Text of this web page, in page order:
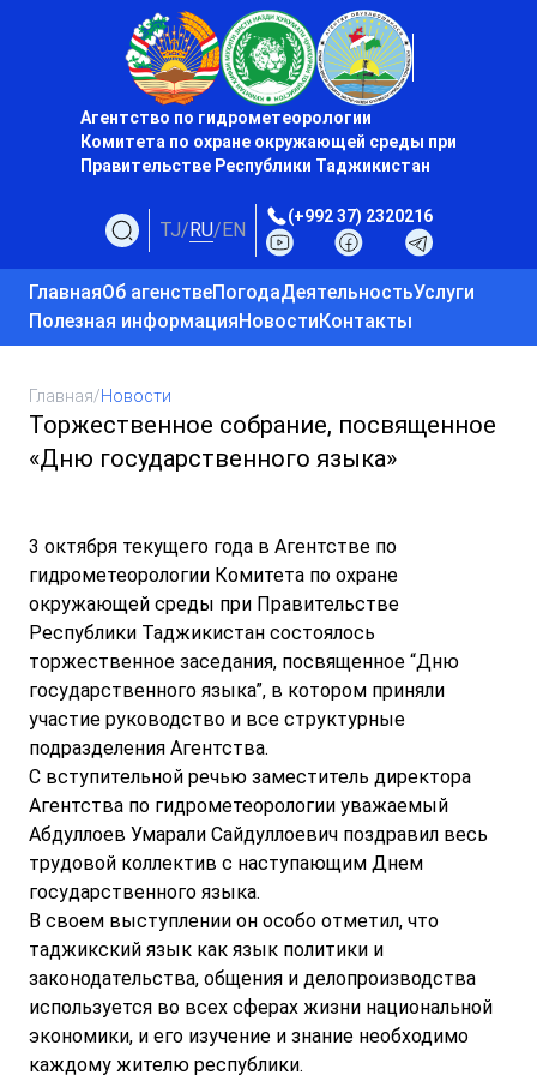
Агентство по гидрометеорологии
Комитета по охране окружающей среды при
Правительстве Республики Таджикистан
TJ/RU/EN
(+992 37) 2320216
ГлавнаяОб агенствеПогодаДеятельностьУслуги
Полезная информацияНовостиКонтакты
Главная/Новости
Торжественное собрание, посвященное
«Дню государственного языка»
3 октября текущего года в Агентстве по
гидрометеорологии Комитета по охране
окружающей среды при Правительстве
Республики Таджикистан состоялось
торжественное заседания, посвященное “Дню
государственного языка”, в котором приняли
участие руководство и все структурные
подразделения Агентства.
С вступительной речью заместитель директора
Агентства по гидрометеорологии уважаемый
Абдуллоев Умарали Сайдуллоевич поздравил весь
трудовой коллектив с наступающим Днем
государственного языка.
В своем выступлении он особо отметил, что
таджикский язык как язык политики и
законодательства, общения и делопроизводства
используется во всех сферах жизни национальной
экономики, и его изучение и знание необходимо
каждому жителю республики.